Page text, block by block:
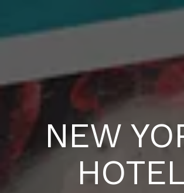
EL PROYECTO
NEW